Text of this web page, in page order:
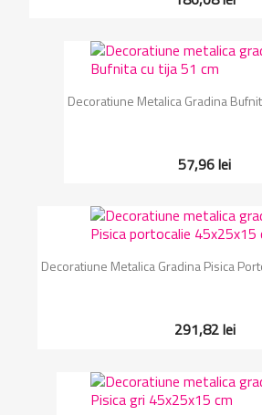
Decoratiune Metalica Gradina
57,96 lei
Decoratiune Metalica Gradina Pisica
291,82 lei